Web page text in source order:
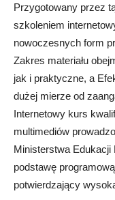
Przygotowany przez
szkoleniem
nowoczesnych form
Zakres materiału
jak i praktyczne, a
dużej mierze od
Internetowy kurs
multimediów
Ministerstwa Edukacji
podstawę
potwierdzający